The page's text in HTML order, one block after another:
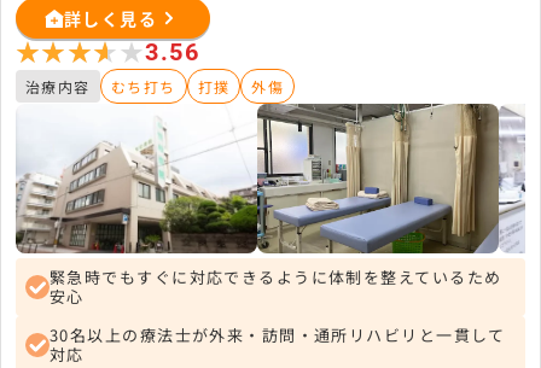
詳しく見る
★★★★★
★★★★★3.56
治療内容 むち打ち 打撲 外傷
緊急時でもすぐに対応できるように体制を整えているため
安心
30名以上の療法士が外来・訪問・通所リハビリと一貫して
対応